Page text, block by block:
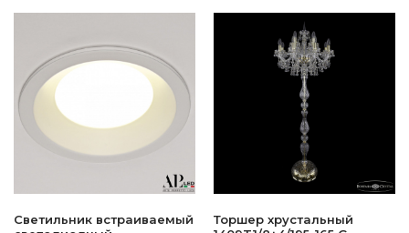
Светильник встраиваемый
Торшер хрустальный